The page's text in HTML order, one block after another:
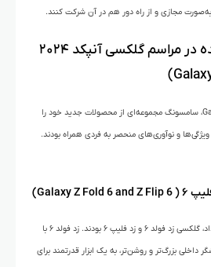
به‌صورت مجازی و از راه دور هم در آن شرکت کنند.
محصولات معرفی‌شده در مراسم گلکسی آنپکد ۲۰۲۴
در مراسم Galaxy Unpacked 2024، سامسونگ مجموعه‌ای از محصولات جدید خود را
و نوآوری‌های منحصر به فردی همراه بودند.
ستارگان بی‌چون و چرای این رویداد، گلکسی زد فولد ۶ و زد فلیپ ۶ بودند. زد فولد ۶ با
بزرگ‌تر و روشن‌تر، به یک ابزار قدرتمند برای